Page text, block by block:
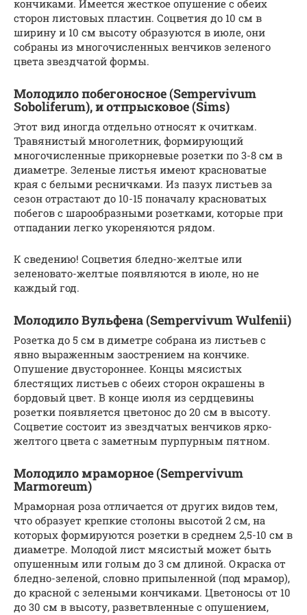
кончиками. Имеется жесткое опушение с обеих
сторон листовых пластин. Соцветия до 10 см в
ширину и 10 см высоту образуются в июле, они
собраны из многочисленных венчиков зеленого
цвета звездчатой формы.
Молодило побегоносное (Sempervivum
Soboliferum), и отпрысковое (Sims)
Этот вид иногда отдельно относят к очиткам.
Травянистый многолетник, формирующий
многочисленные прикорневые розетки по 3-8 см в
диаметре. Зеленые листья имеют красноватые
края с белыми ресничками. Из пазух листьев за
сезон отрастают до 10-15 поначалу красноватых
побегов с шарообразными розетками, которые при
отпадании легко укореняются рядом.
К сведению! Соцветия бледно-желтые или
зеленовато-желтые появляются в июле, но не
каждый год.
Молодило Вульфена (Sempervivum Wulfenii)
Розетка до 5 см в диметре собрана из листьев с
явно выраженным заострением на кончике.
Опушение двустороннее. Концы мясистых
блестящих листьев с обеих сторон окрашены в
бордовый цвет. В конце июля из сердцевины
розетки появляется цветонос до 20 см в высоту.
Соцветие состоит из звездчатых венчиков ярко-
желтого цвета с заметным пурпурным пятном.
Молодило мраморное (Sempervivum
Marmoreum)
Мраморная роза отличается от других видов тем,
что образует крепкие столоны высотой 2 см, на
которых формируются розетки в среднем 2,5-10 см в
диаметре. Молодой лист мясистый может быть
опушенным или голым до 3 см длиной. Окраска от
бледно-зеленой, словно припыленной (под мрамор),
до красной с зелеными кончиками. Цветоносы от 10
до 30 см в высоту, разветвленные с опушением,